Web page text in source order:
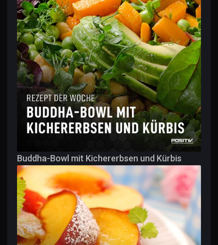
Buddha-Bowl mit Kichererbsen und Kürbis